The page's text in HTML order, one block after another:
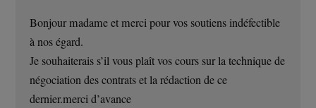
Bonjour madame et merci pour vos soutiens indéfectible
à nos égard.
Je souhaiterais s’il vous plaît vos cours sur la technique de
négociation des contrats et la rédaction de ce
dernier.merci d’avance